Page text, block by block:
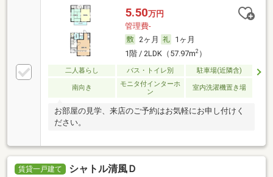
5.50万円
管理費-
2ヶ月
1ヶ月
1階 / 2LDK（57.97m2）
二人暮らし バス・トイレ別 駐車場(近隣含)
南向き
モニタ付インターホ
ン
室内洗濯機置き場
お部屋の見学、来店のご予約はお気軽にお申し付けく
ださい。
賃貸一戸建て シャトル清風Ｄ